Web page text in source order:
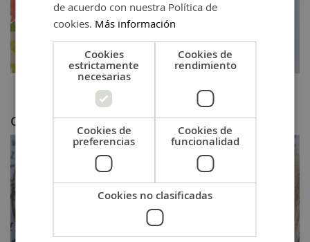
pulsera plata abierta con dos anillas 16 cms
Entrepieza niño de plata entrepieza niña de plata
CHARM DE PLATA
de acuerdo con nuestra Política de
cookies. Más información
Cookies
estrictamente
necesarias
Cookies de
rendimiento
Cookies de
preferencias
Cookies de
funcionalidad
Cookies no clasificadas